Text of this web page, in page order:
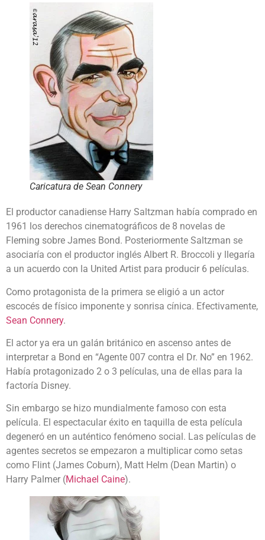
Caricatura de Sean Connery
El productor canadiense Harry Saltzman había comprado en
1961 los derechos cinematográficos de 8 novelas de
Fleming sobre James Bond. Posteriormente Saltzman se
asociaría con el productor inglés Albert R. Broccoli y llegaría
a un acuerdo con la United Artist para producir 6 películas.
Como protagonista de la primera se eligió a un actor
escocés de físico imponente y sonrisa cínica. Efectivamente,
Sean Connery.
El actor ya era un galán británico en ascenso antes de
interpretar a Bond en “Agente 007 contra el Dr. No” en 1962.
Había protagonizado 2 o 3 películas, una de ellas para la
factoría Disney.
Sin embargo se hizo mundialmente famoso con esta
película. El espectacular éxito en taquilla de esta película
degeneró en un auténtico fenómeno social. Las películas de
agentes secretos se empezaron a multiplicar como setas
como Flint (James Coburn), Matt Helm (Dean Martin) o
Harry Palmer (Michael Caine).